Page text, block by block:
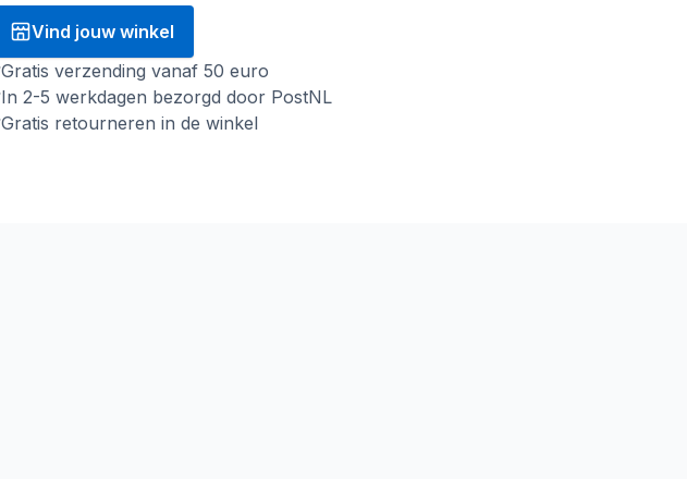
Vind jouw winkel
Gratis verzending vanaf 50 euro
In 2-5 werkdagen bezorgd door PostNL
Gratis retourneren in de winkel